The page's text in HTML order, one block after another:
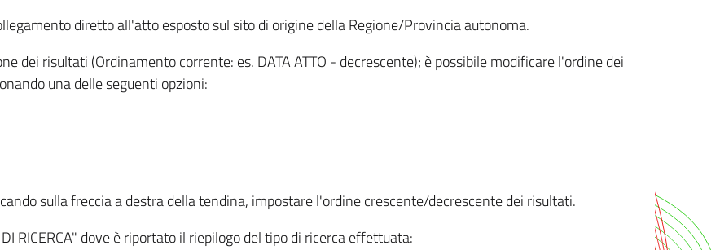
diretto all'atto esposto sul sito di origine della Regione/Provincia autonoma.
dei risultati (Ordinamento corrente: es. DATA ATTO - decrescente); è possibile modificare l'ordine dei
una delle seguenti opzioni:
sulla freccia a destra della tendina, impostare l'ordine crescente/decrescente dei risultati.
RICERCA" dove è riportato il riepilogo del tipo di ricerca effettuata: